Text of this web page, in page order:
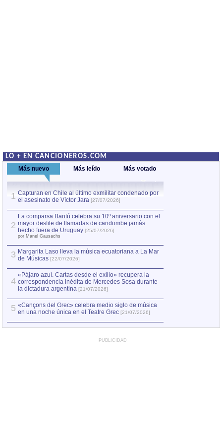
LO + EN CANCIONEROS.COM
Más nuevo Más leído Más votado
1 Capturan en Chile al último exmilitar condenado por
el asesinato de Víctor Jara [27/07/2026]
2
La comparsa Bantú celebra su 10º aniversario con el
mayor desfile de llamadas de candombe jamás
hecho fuera de Uruguay [25/07/2026]
por Manel Gausachs
3 Margarita Laso lleva la música ecuatoriana a La Mar
de Músicas [22/07/2026]
4
«Pájaro azul. Cartas desde el exilio» recupera la
correspondencia inédita de Mercedes Sosa durante
la dictadura argentina [21/07/2026]
5 «Cançons del Grec» celebra medio siglo de música
en una noche única en el Teatre Grec [21/07/2026]
PUBLICIDAD